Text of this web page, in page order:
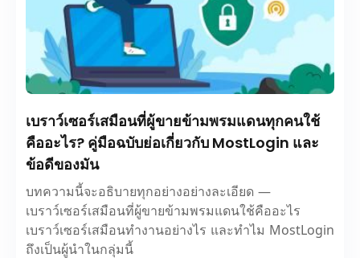
เบราว์เซอร์เสมือนที่ผู้ขายข้ามพรมแดนทุกคนใช้
คืออะไร? คู่มือฉบับย่อเกี่ยวกับ MostLogin และ
ข้อดีของมัน
บทความนี้จะอธิบายทุกอย่างอย่างละเอียด —
เบราว์เซอร์เสมือนที่ผู้ขายข้ามพรมแดนใช้คืออะไร
เบราว์เซอร์เสมือนทำงานอย่างไร และทำไม MostLogin
ถึงเป็นผู้นำในกลุ่มนี้